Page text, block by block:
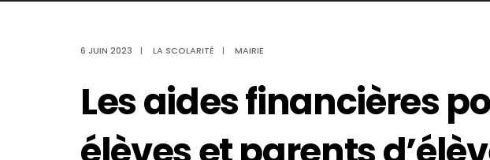
6 JUIN 2023 | LA SCOLARITÉ | MAIRIE
Les aides financières